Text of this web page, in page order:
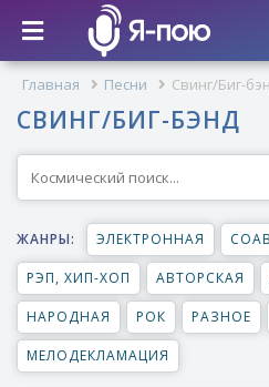
Главная Песни Свинг/Биг-
СВИНГ/БИГ-БЭНД
ЖАНРЫ: ЭЛЕКТРОННАЯ
РЭП, ХИП-ХОП АВТОРСКАЯ
НАРОДНАЯ РОК РАЗНОЕ
МЕЛОДЕКЛАМАЦИЯ